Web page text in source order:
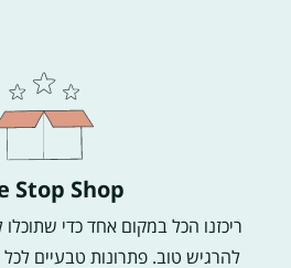
Stop Shop
ריכזנו הכל במקום אחד כדי
להרגיש טוב. פתרונות טבעיים